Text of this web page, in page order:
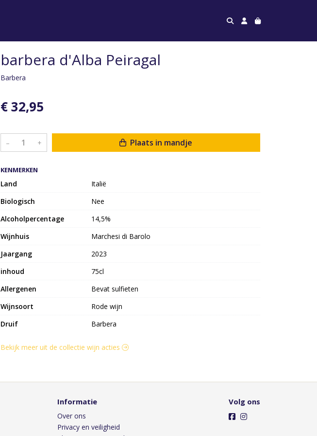
barbera d'Alba Peiragal
Barbera
€ 32,95
– + Plaats in mandje
KENMERKEN
Land
Italië
Biologisch
Nee
Alcoholpercentage
14,5%
Wijnhuis
Marchesi di Barolo
Jaargang
2023
inhoud
75cl
Allergenen
Bevat sulfieten
Wijnsoort
Rode wijn
Druif
Barbera
Bekijk meer uit de collectie wijn acties
Informatie
Over ons
Privacy en veiligheid
Volg ons